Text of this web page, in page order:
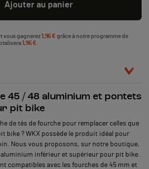
Ajouter au panier
vous gagnerez1,96 € grâce à notre programme de
1,96 €
45 / 48 aluminium et pontets
pit bike
de tés de fourche pour remplacer celles que
bike ? WKX possède le produit idéal pour
Nous vous proposons, sur notre boutique,
inférieur et supérieur pour pit bike.
compatibles avec les fourches de 45 mm et